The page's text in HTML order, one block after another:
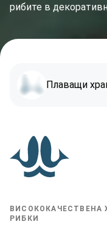
рибите в
Плаващи
ВИСОКОКАЧЕСТВЕНА
РИБКИ